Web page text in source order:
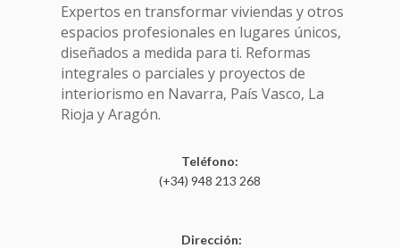
Expertos en transformar viviendas y otros
espacios profesionales en lugares únicos,
diseñados a medida para ti. Reformas
integrales o parciales y proyectos de
interiorismo en Navarra, País Vasco, La
Rioja y Aragón.
Teléfono:
(+34) 948 213 268
Dirección: